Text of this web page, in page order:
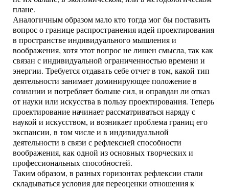
плане.
Аналогичным образом мало кто тогда мог бы поставить
вопрос о границе распространения идей проектирования
в пространстве индивидуального мышления и
воображения, хотя этот вопрос не лишен смысла, так как
связан с индивидуальной ограниченностью времени и
энергии. Требуется отдавать себе отчет в том, какой тип
деятельности занимает доминирующее положение в
сознании и потребляет больше сил, и оправдан ли отказ
от науки или искусства в пользу проектирования. Теперь
проектирование начинает рассматриваться наряду с
наукой и искусством, и возникает проблема границ его
экспансии, в том числе и в индивидуальной
деятельности в связи с рефлексией способности
воображения, как одной из основных творческих и
профессиональных способностей.
Таким образом, в разных горизонтах рефлексии стали
складываться условия для переоценки отношения к